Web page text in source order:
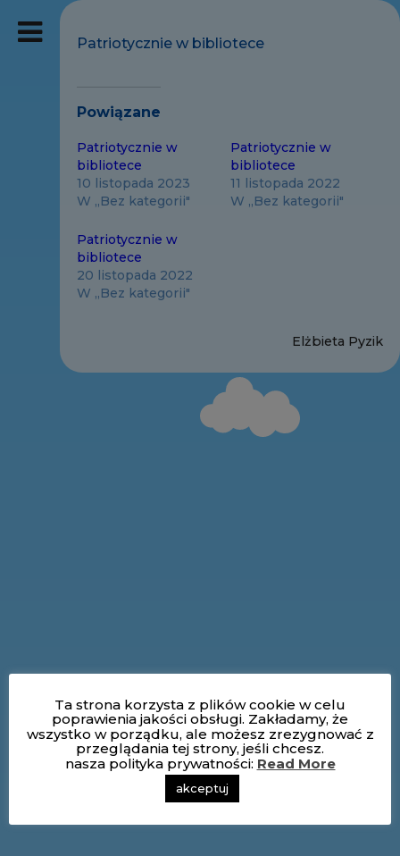
Patriotycznie w bibliotece
Powiązane
Patriotycznie w
bibliotece
10 listopada 2023
W „Bez kategorii"
Patriotycznie w
bibliotece
11 listopada 2022
W „Bez kategorii"
Patriotycznie w
bibliotece
20 listopada 2022
W „Bez kategorii"
Elżbieta Pyzik
Ta strona korzysta z plików cookie w celu
poprawienia jakości obsługi. Zakładamy, że
wszystko w porządku, ale możesz zrezygnować z
przeglądania tej strony, jeśli chcesz.
nasza polityka prywatności: Read More
akceptuj